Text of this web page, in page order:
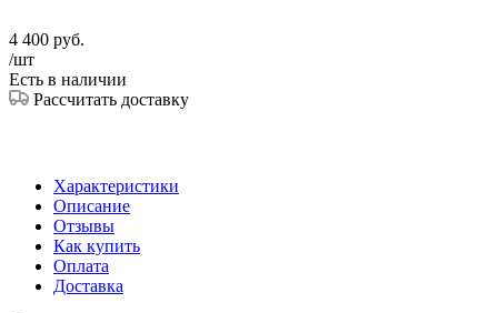
4 400 руб.
/шт
Есть в наличии
Рассчитать доставку
Характеристики
Описание
Отзывы
Как купить
Оплата
Доставка